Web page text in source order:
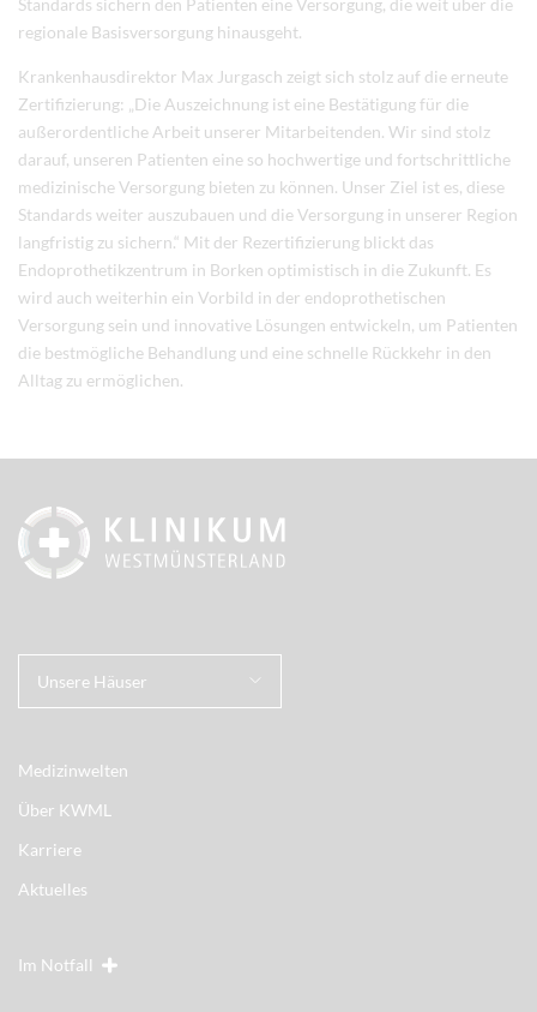
regionale Basisversorgung hinausgeht.
Krankenhausdirektor Max Jurgasch zeigt sich stolz auf die erneute
Zertifizierung: „Die Auszeichnung ist eine Bestätigung für die
außerordentliche Arbeit unserer Mitarbeitenden. Wir sind stolz
darauf, unseren Patienten eine so hochwertige und fortschrittliche
medizinische Versorgung bieten zu können. Unser Ziel ist es, diese
Standards weiter auszubauen und die Versorgung in unserer Region
langfristig zu sichern.“ Mit der Rezertifizierung blickt das
Endoprothetikzentrum in Borken optimistisch in die Zukunft. Es
wird auch weiterhin ein Vorbild in der endoprothetischen
Versorgung sein und innovative Lösungen entwickeln, um Patienten
die bestmögliche Behandlung und eine schnelle Rückkehr in den
Alltag zu ermöglichen.
Unsere Häuser
Medizinwelten
Über KWML
Karriere
Aktuelles
Im Notfall